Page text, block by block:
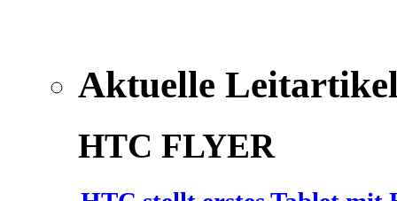
Aktuelle
HTC FLYER